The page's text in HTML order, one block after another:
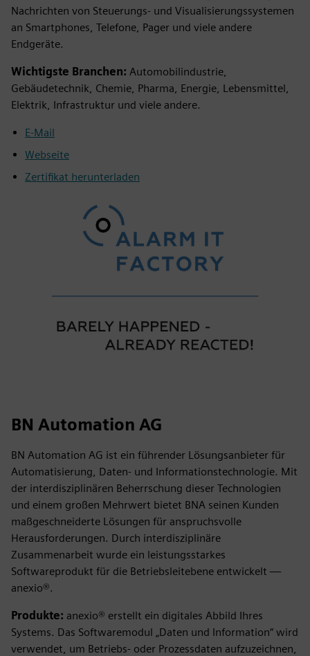
Nachrichten von Steuerungs- und Visualisierungssystemen
an Smartphones, Telefone, Pager und viele andere
Endgeräte.
Wichtigste Branchen: Automobilindustrie,
Gebäudetechnik, Chemie, Pharma, Energie, Lebensmittel,
Elektrik, Infrastruktur und viele andere.
E-Mail
Webseite
Zertifikat herunterladen
BN Automation AG
BN Automation AG ist ein führender Lösungsanbieter für
Automatisierung, Daten- und Informationstechnologie. Mit
der interdisziplinären Beherrschung dieser Technologien
und einem großen Mehrwert bietet BNA seinen Kunden
maßgeschneiderte Lösungen für anspruchsvolle
Herausforderungen. Durch interdisziplinäre
Zusammenarbeit wurde ein leistungsstarkes
Softwareprodukt für die Betriebsleitebene entwickelt —
anexio®.
Produkte: anexio® erstellt ein digitales Abbild Ihres
Systems. Das Softwaremodul „Daten und Information“ wird
verwendet, um Betriebs- oder Prozessdaten aufzuzeichnen,